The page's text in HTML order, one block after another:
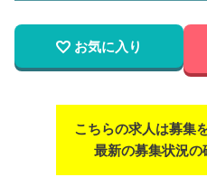
お気に入り
こちらの求人は募集
最新の募集状況の